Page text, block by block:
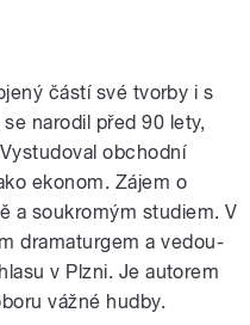
částí své tvorby i s
narodil před 90 lety,
obchodní
ekonom. Zájem o
a soukromým studiem. V
dramaturgem a vedou­
v Plzni. Je autorem
vážné hudby.